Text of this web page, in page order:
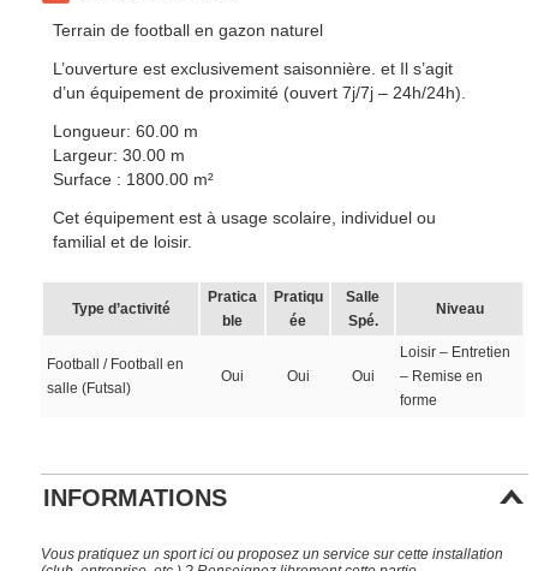
Terrain de football en gazon naturel
L’ouverture est exclusivement saisonnière. et Il s’agit
d’un équipement de proximité (ouvert 7j/7j – 24h/24h).
Longueur: 60.00 m
Largeur: 30.00 m
Surface : 1800.00 m²
Cet équipement est à usage scolaire, individuel ou
familial et de loisir.
Type d’activité
Pratica
ble
Pratiqu
ée
Salle
Spé.
Niveau
Football / Football en
salle (Futsal)
Oui Oui Oui
Loisir – Entretien
– Remise en
forme
INFORMATIONS
Vous pratiquez un sport ici ou proposez un service sur cette installation